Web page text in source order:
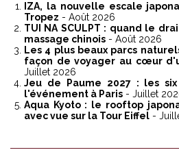
IZA, la nouvelle escale
Tropez - Août 2026
TUI NA SCULPT : quand le
massage chinois - Août 2026
Les 4 plus beaux parcs
façon de voyager au cœur
Juillet 2026
Jeu de Paume 2027 : les
l'événement à Paris - Juillet
Aqua Kyoto : le rooftop
avec vue sur la Tour Eiffel -